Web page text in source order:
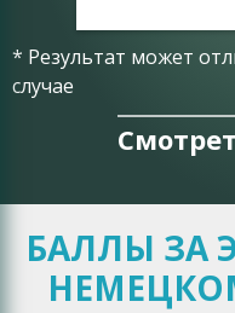
* Результат может
случае
БАЛЛЫ ЗА